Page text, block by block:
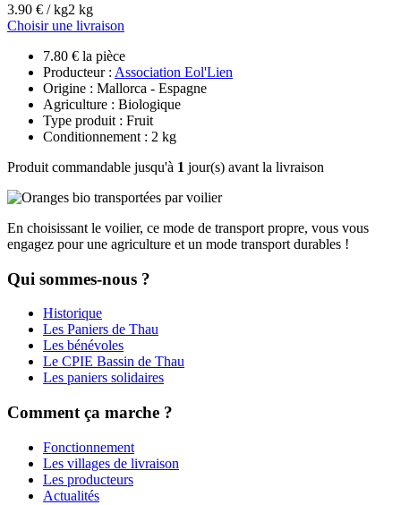
3.90 € / kg2 kg
Choisir une livraison
7.80 € la pièce
Producteur : Association Eol'Lien
Origine : Mallorca - Espagne
Agriculture : Biologique
Type produit : Fruit
Conditionnement : 2 kg
Produit commandable jusqu'à 1 jour(s) avant la livraison
En choisissant le voilier, ce mode de transport propre, vous vous
engagez pour une agriculture et un mode transport durables !
Qui sommes-nous ?
Historique
Les Paniers de Thau
Les bénévoles
Le CPIE Bassin de Thau
Les paniers solidaires
Comment ça marche ?
Fonctionnement
Les villages de livraison
Les producteurs
Actualités